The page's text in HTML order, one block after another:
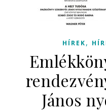
HÍREK,
János